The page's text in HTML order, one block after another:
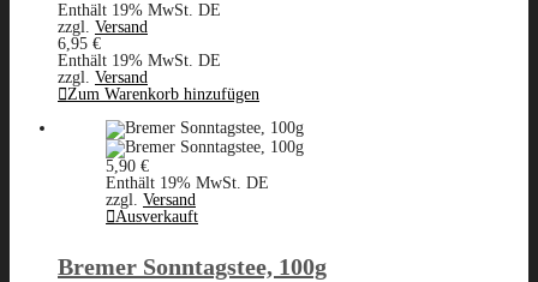
Enthält 19% MwSt. DE
zzgl. Versand
6,95 €
Enthält 19% MwSt. DE
zzgl. Versand
Zum Warenkorb hinzufügen
5,90 €
Enthält 19% MwSt. DE
zzgl. Versand
Ausverkauft
Bremer Sonntagstee, 100g